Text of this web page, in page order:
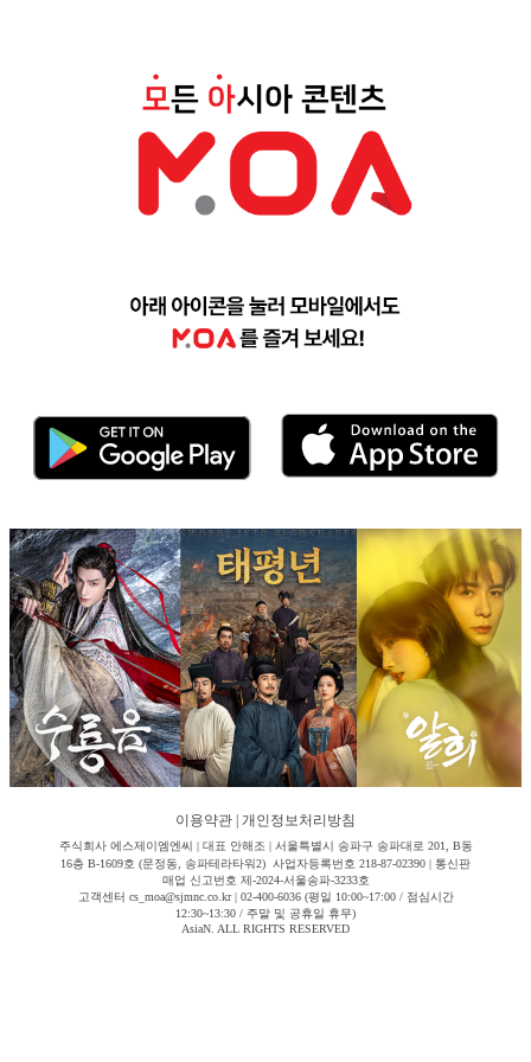
이용약관 개인정보처리방침
주식회사 에스제이엠엔씨 | 대표 안해조 | 서울특별시 송파구 송파대로 201, B동
16층 B-1609호 (문정동, 송파테라타워2) 사업자등록번호 218-87-02390 | 통신판
매업 신고번호 제-2024-서울송파-3233호
고객센터 cs_moa@sjmnc.co.kr | 02-400-6036 (평일 10:00~17:00 / 점심시간
12:30~13:30 / 주말 및 공휴일 휴무)
AsiaN. ALL RIGHTS RESERVED